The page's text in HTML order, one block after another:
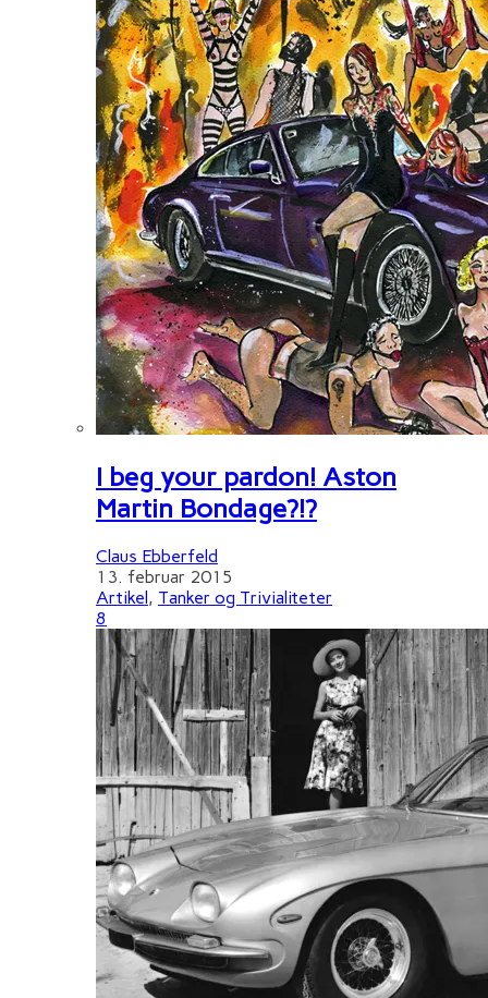
I beg your pardon! Aston
Martin Bondage?!?
Claus Ebberfeld
13. februar 2015
Artikel, Tanker og Trivialiteter
8